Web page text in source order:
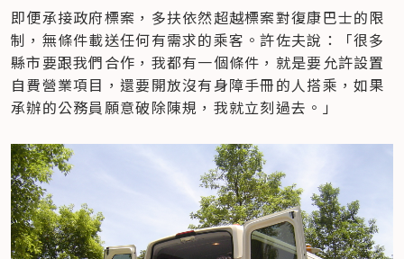
即便承接政府標案，多扶依然超越標案對復康巴士的限
制，無條件載送任何有需求的乘客。許佐夫說：「很多
縣市要跟我們合作，我都有一個條件，就是要允許設置
自費營業項目，還要開放沒有身障手冊的人搭乘，如果
承辦的公務員願意破除陳規，我就立刻過去。」